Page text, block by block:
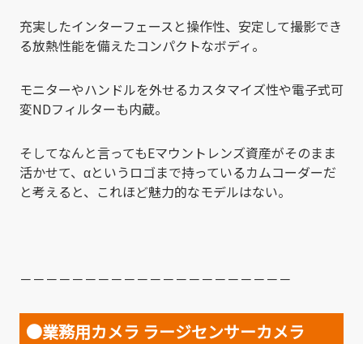
充実したインターフェースと操作性、安定して撮影でき
る放熱性能を備えたコンパクトなボディ。
モニターやハンドルを外せるカスタマイズ性や電子式可
変NDフィルターも内蔵。
そしてなんと言ってもEマウントレンズ資産がそのまま
活かせて、αというロゴまで持っているカムコーダーだ
と考えると、これほど魅力的なモデルはない。
－－－－－－－－－－－－－－－－－－－－－
●業務用カメラ ラージセンサーカメラ